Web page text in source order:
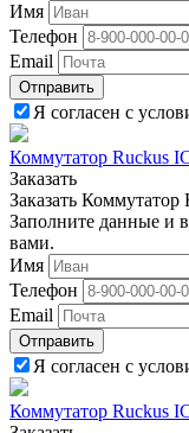
Имя
Телефон
Email
Отправить
Я согласен с
Коммутатор Ruckus
Заказать
Заказать
Заполните данные и
вами.
Имя
Телефон
Email
Отправить
Я согласен с
Коммутатор Ruckus